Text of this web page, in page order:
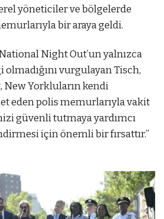
yöneticiler ve bölgelerde
bir araya geldi.
Night Out’un yalnızca
vurgulayan Tisch,
New Yorkluların kendi
eden polis memurlarıyla vakit
güvenli tutmaya yardımcı
için önemli bir fırsattır.”